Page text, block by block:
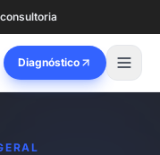
Diagnóstico